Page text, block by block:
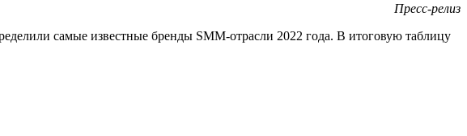
Пресс-релиз
самые известные бренды SMM-отрасли 2022 года. В итоговую таблицу